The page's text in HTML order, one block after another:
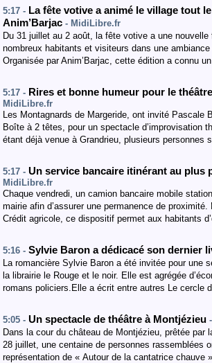
5:17 - La fête votive a animé le village tout
Anim’Barjac - MidiLibre.fr
Du 31 juillet au 2 août, la fête votive a une
nombreux habitants et visiteurs dans une
Organisée par Anim’Barjac, cette édition a connu
5:17 - Rires et bonne humeur pour le
MidiLibre.fr
Les Montagnards de Margeride, ont invité Pascale
Boîte à 2 têtes, pour un spectacle d’improvisation
étant déjà venue à Grandrieu, plusieurs personnes
5:17 - Un service bancaire itinérant au plus
MidiLibre.fr
Chaque vendredi, un camion bancaire mobile
mairie afin d’assurer une permanence de
Crédit agricole, ce dispositif permet aux habitants
5:16 - Sylvie Baron a dédicacé son dernier
La romancière Sylvie Baron a été invitée pour une
la librairie le Rouge et le noir. Elle est agrégée
romans policiers.Elle a écrit entre autres Le cercle
5:05 - Un spectacle de théâtre à Montjézieu
Dans la cour du château de Montjézieu, prêtée par
28 juillet, une centaine de personnes rassemblées
représentation de « Autour de la cantatrice chauve